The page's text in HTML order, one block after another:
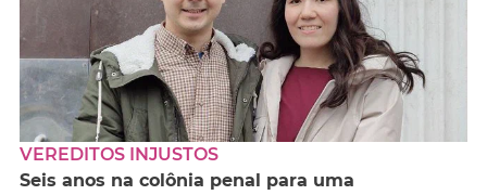
VEREDITOS INJUSTOS
Seis anos na colônia penal para uma